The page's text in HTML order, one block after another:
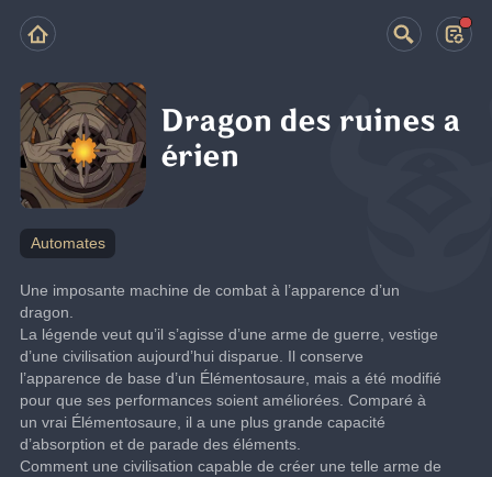
Dragon des ruines a
érien
Automates
Une imposante machine de combat à l’apparence d’un
dragon.
La légende veut qu’il s’agisse d’une arme de guerre, vestige
d’une civilisation aujourd’hui disparue. Il conserve
l’apparence de base d’un Élémentosaure, mais a été modifié
pour que ses performances soient améliorées. Comparé à
un vrai Élémentosaure, il a une plus grande capacité
d’absorption et de parade des éléments.
Comment une civilisation capable de créer une telle arme de